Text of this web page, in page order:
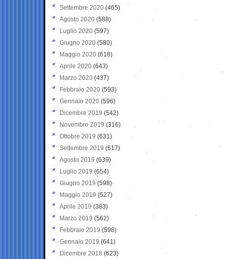
Settembre 2020(465)
Agosto 2020 (588)
Luglio 2020 (597)
Giugno 2020 (580)
Maggio 2020 (618)
Aprile 2020 (643)
Marzo 2020 (437)
Febbraio 2020 (593)
Gennaio 2020 (596)
Dicembre 2019 (542)
Novembre 2019 (316)
Ottobre 2019 (631)
Settembre 2019 (617)
Agosto 2019 (639)
Luglio 2019 (654)
Giugno 2019 (598)
Maggio 2019 (527)
Aprile 2019 (383)
Marzo 2019 (562)
Febbraio 2019 (598)
Gennaio 2019 (641)
Dicembre 2018 (623)